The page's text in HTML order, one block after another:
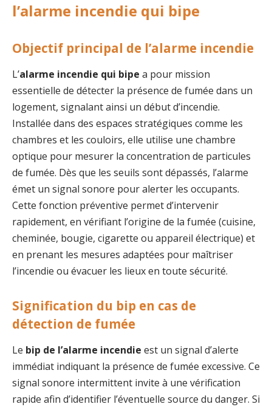
l’alarme incendie qui bipe
Objectif principal de l’alarme incendie
L’alarme incendie qui bipe a pour mission
essentielle de détecter la présence de fumée dans un
logement, signalant ainsi un début d’incendie.
Installée dans des espaces stratégiques comme les
chambres et les couloirs, elle utilise une chambre
optique pour mesurer la concentration de particules
de fumée. Dès que les seuils sont dépassés, l’alarme
émet un signal sonore pour alerter les occupants.
Cette fonction préventive permet d’intervenir
rapidement, en vérifiant l’origine de la fumée (cuisine,
cheminée, bougie, cigarette ou appareil électrique) et
en prenant les mesures adaptées pour maîtriser
l’incendie ou évacuer les lieux en toute sécurité.
Signification du bip en cas de
détection de fumée
Le bip de l’alarme incendie est un signal d’alerte
immédiat indiquant la présence de fumée excessive. Ce
signal sonore intermittent invite à une vérification
rapide afin d’identifier l’éventuelle source du danger. Si